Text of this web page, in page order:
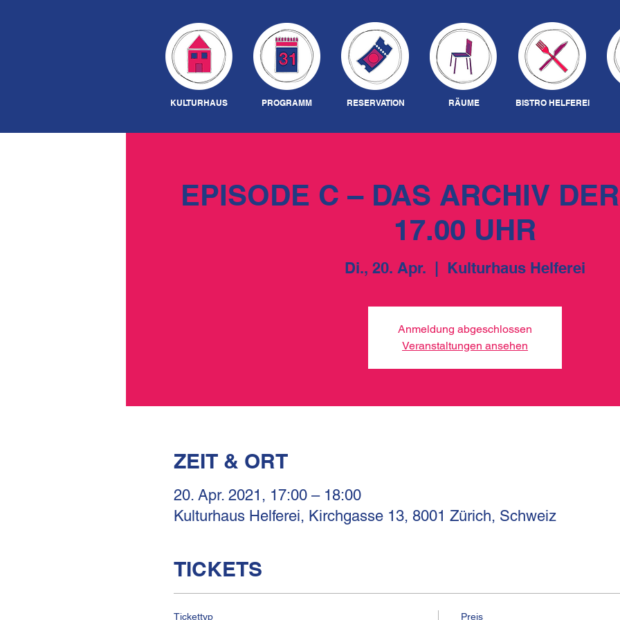
EPISODE C – DAS ARCHIV DER
17.00 UHR
Di., 20. Apr.
  |
Kulturhaus Helferei
Anmeldung abgeschlossen
Veranstaltungen ansehen
ZEIT & ORT
20. Apr. 2021, 17:00 – 18:00
Kulturhaus Helferei, Kirchgasse 13, 8001 Zürich, Schweiz
TICKETS
Tickettyp Preis
KULTURHAUS PROGRAMM RESERVATION RÄUME BISTRO HELFEREI